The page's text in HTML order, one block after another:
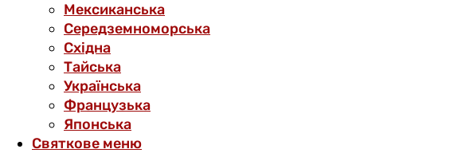
Мексиканська
Середземноморська
Східна
Тайська
Українська
Французька
Японська
Святкове меню